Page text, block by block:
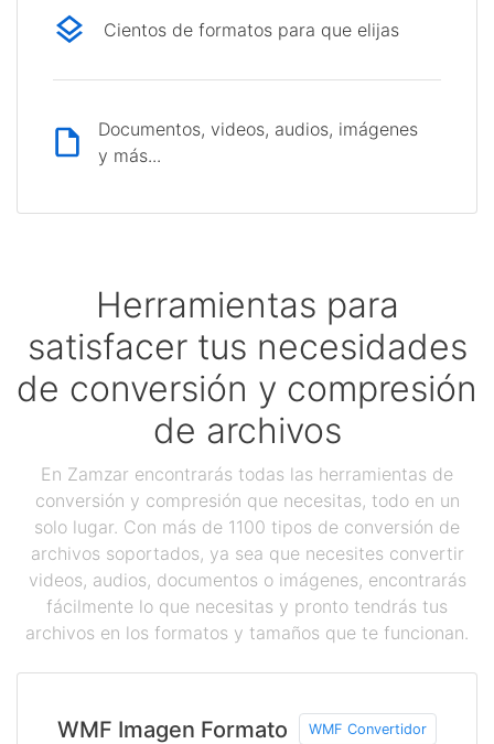
Cientos de formatos para que elijas
Documentos, videos, audios, imágenes
y más...
Herramientas para
satisfacer tus necesidades
de conversión y compresión
de archivos
En Zamzar encontrarás todas las herramientas de
conversión y compresión que necesitas, todo en un
solo lugar. Con más de 1100 tipos de conversión de
archivos soportados, ya sea que necesites convertir
videos, audios, documentos o imágenes, encontrarás
fácilmente lo que necesitas y pronto tendrás tus
archivos en los formatos y tamaños que te funcionan.
WMF Imagen Formato WMF Convertidor